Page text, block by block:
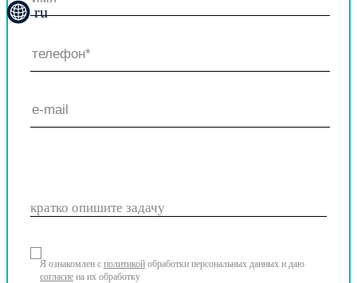
ru
кратко опишите задачу
Я ознакомлен с политикой обработки персональных данных и даю
согласие на их обработку